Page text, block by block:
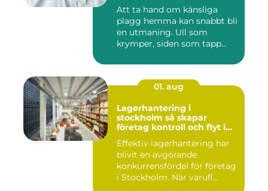
Att ta hand om känsliga
plagg hemma kan snabbt bli
en utmaning. Ull som
krymper, siden som tapp...
01. aug
Lagerhantering i
stockholm så skapar
företag kontroll och flyt i
Effektiv lagerhantering har
blivit en avgörande
konkurrensfördel för företag
i Stockholm. När varufl...